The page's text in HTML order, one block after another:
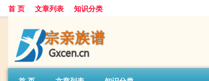
首 页 文章列表 知识分类